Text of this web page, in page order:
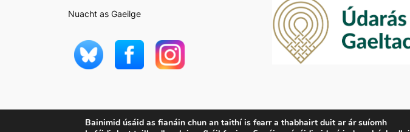
Nuacht as Gaeilge
Bainimid úsáid as fianáin chun an taithí is fearr a thabhairt duit ar ár suíomh